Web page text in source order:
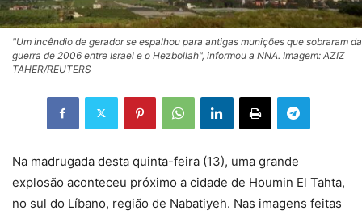
"Um incêndio de gerador se espalhou para antigas munições que sobraram da
guerra de 2006 entre Israel e o Hezbollah", informou a NNA. Imagem: AZIZ
TAHER/REUTERS
Na madrugada desta quinta-feira (13), uma grande
explosão aconteceu próximo a cidade de Houmin El Tahta,
no sul do Líbano, região de Nabatiyeh. Nas imagens feitas